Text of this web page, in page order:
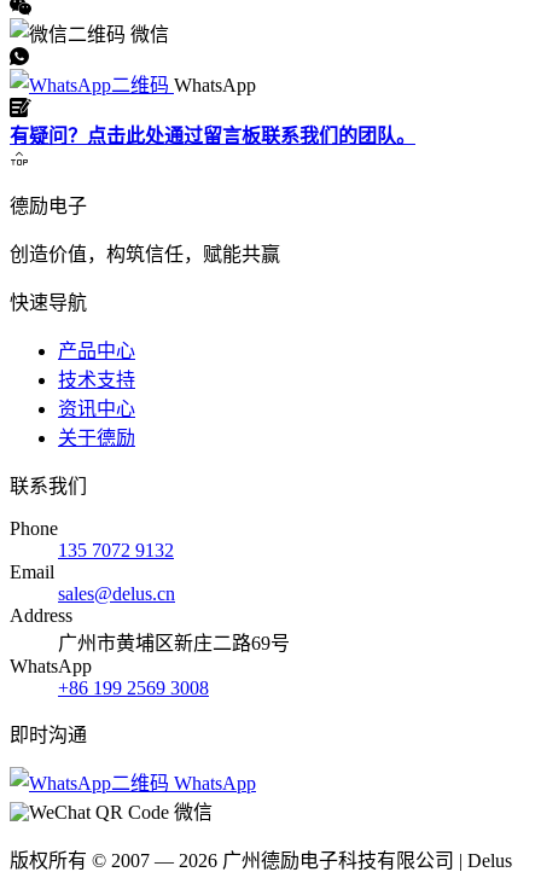
微信
WhatsApp
有疑问？点击此处通过留言板联系我们的团队。
德励电子
创造价值，构筑信任，赋能共赢
快速导航
产品中心
技术支持
资讯中心
关于德励
联系我们
Phone
135 7072 9132
Email
sales@delus.cn
Address
广州市黄埔区新庄二路69号
WhatsApp
+86 199 2569 3008
即时沟通
WhatsApp
微信
版权所有 © 2007 — 2026 广州德励电子科技有限公司 | Delus